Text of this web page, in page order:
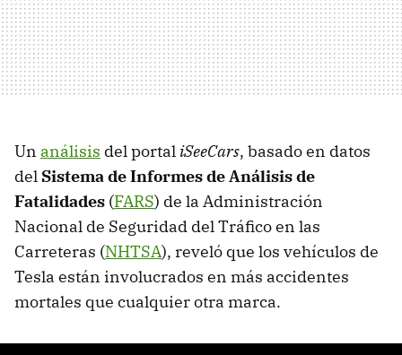
Un análisis del portal iSeeCars, basado en datos
del Sistema de Informes de Análisis de
Fatalidades (FARS) de la Administración
Nacional de Seguridad del Tráfico en las
Carreteras (NHTSA), reveló que los vehículos de
Tesla están involucrados en más accidentes
mortales que cualquier otra marca.